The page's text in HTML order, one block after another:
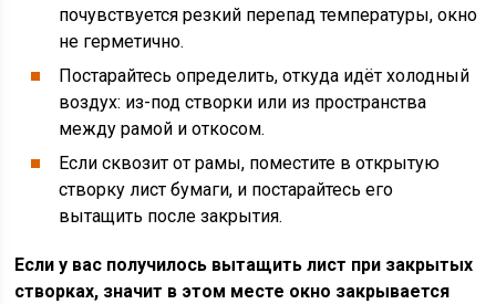
почувствуется резкий перепад температуры, окно
не герметично.
Постарайтесь определить, откуда идёт холодный
воздух: из-под створки или из пространства
между рамой и откосом.
Если сквозит от рамы, поместите в открытую
створку лист бумаги, и постарайтесь его
вытащить после закрытия.
Если у вас получилось вытащить лист при закрытых
створках, значит в этом месте окно закрывается